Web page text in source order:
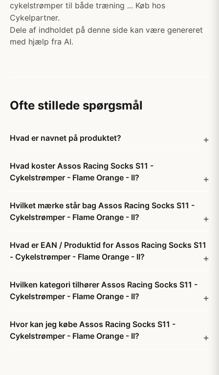
cykelstrømper til både træning ... Køb hos
Cykelpartner.
Dele af indholdet på denne side kan være genereret
med hjælp fra AI.
Ofte stillede spørgsmål
Hvad er navnet på produktet?
Hvad koster Assos Racing Socks S11 -
Cykelstrømper - Flame Orange - II?
Hvilket mærke står bag Assos Racing Socks S11 -
Cykelstrømper - Flame Orange - II?
Hvad er EAN / Produktid for Assos Racing Socks S11
- Cykelstrømper - Flame Orange - II?
Hvilken kategori tilhører Assos Racing Socks S11 -
Cykelstrømper - Flame Orange - II?
Hvor kan jeg købe Assos Racing Socks S11 -
Cykelstrømper - Flame Orange - II?